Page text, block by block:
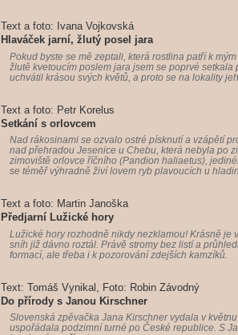
Text a foto: Ivana Vojkovská
Hlaváček jarní, žlutý posel jara
Pokud byste se mě zeptali, která rostlina patří k
žlutě kvetoucím poslem jara jsem se poprvé
uchvátil krásou svých květů, a proto se na lokality
Text a foto: Petr Korelus
Setkání s orlovcem
Nad rákosinami se ozvalo ostré písknutí a vzápětí
nad přehradou Jesenice u Chebu, která nebyla po
zimoviště orlovce říčního (Pandion haliaetus),
se téměř výhradně živí lovem ryb plavoucích u
Text a foto: Martin Janoška
Předjarní Lužické hory
Lužické hory rozhodně nikdy nezklamou! Krásně
sníh již dávno roztál. Právě stromy bez listí a
formací, ale třeba i k pozorování zdejších kamzíků.
Text: Tomáš Vynikal, Foto: Robin Závodný
Do přírody s Janou Kirschner
Slovenská zpěvačka Jana Kirschner vydala v
uspořádala podzimní turné po České republice. S